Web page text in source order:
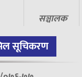
सञ्चालक
सूचिकरण